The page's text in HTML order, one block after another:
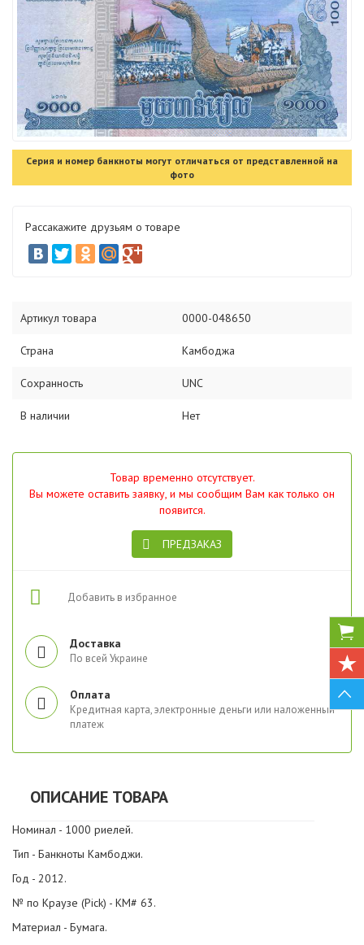
Серия и номер банкноты могут отличаться от представленной на
фото
Рассакажите друзьям о товаре
Артикул товара 0000-048650
Страна Камбоджа
Сохранность UNC
В наличии Нет
Товар временно отсутствует.
Вы можете оставить заявку, и мы сообщим Вам как только он
появится.
ПРЕДЗАКАЗ
Добавить в избранное
Доставка
По всей Украине
Оплата
Кредитная карта, электронные деньги или наложенный
платеж
ОПИСАНИЕ ТОВАРА
Номинал - 1000 риелей.
Тип - Банкноты Камбоджи.
Год - 2012.
№ по Краузе (Pick) - KM# 63.
Материал - Бумага.